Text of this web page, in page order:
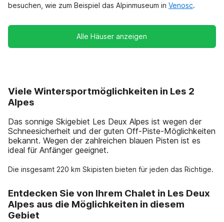
besuchen, wie zum Beispiel das Alpinmuseum in Venosc.
Alle Häuser anzeigen
Viele Wintersportmöglichkeiten in Les 2
Alpes
Das sonnige Skigebiet Les Deux Alpes ist wegen der
Schneesicherheit und der guten Off-Piste-Möglichkeiten
bekannt. Wegen der zahlreichen blauen Pisten ist es
ideal für Anfänger geeignet.
Die insgesamt 220 km Skipisten bieten für jeden das Richtige.
Entdecken Sie von Ihrem Chalet in Les Deux
Alpes aus die Möglichkeiten in diesem
Gebiet